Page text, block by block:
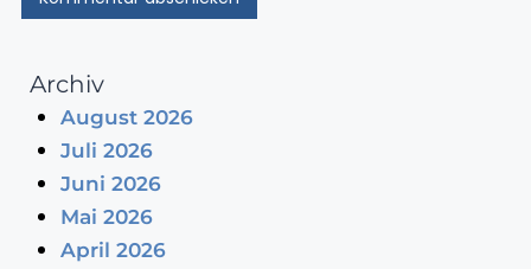
Archiv
August 2026
Juli 2026
Juni 2026
Mai 2026
April 2026